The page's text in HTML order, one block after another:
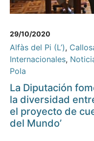
29/10/2020
Alfàs del Pi (L’),
Internacionales,
Pola
La Diputación
la diversidad
el proyecto de
del Mundo’